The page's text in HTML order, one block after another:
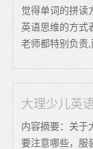
觉得单词的拼读
英语思维的方式
老师都特别负责
大理少儿英
内容摘要：关于
要注意哪些，服